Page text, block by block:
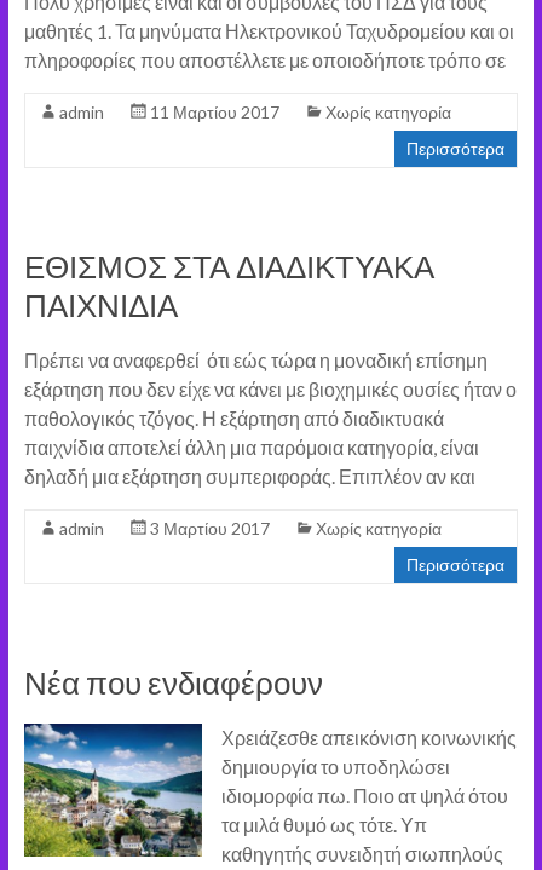
μαθητές 1. Τα μηνύματα Ηλεκτρονικού Ταχυδρομείου και οι
πληροφορίες που αποστέλλετε με οποιοδήποτε τρόπο σε
admin 11 Μαρτίου 2017
Χωρίς κατηγορία
Περισσότερα
ΕΘΙΣΜΟΣ ΣΤΑ ΔΙΑΔΙΚΤΥΑΚΑ
ΠΑΙΧΝΙΔΙΑ
Πρέπει να αναφερθεί ότι εώς τώρα η μοναδική επίσημη
εξάρτηση που δεν είχε να κάνει με βιοχημικές ουσίες ήταν ο
παθολογικός τζόγος. Η εξάρτηση από διαδικτυακά
παιχνίδια αποτελεί άλλη μια παρόμοια κατηγορία, είναι
δηλαδή μια εξάρτηση συμπεριφοράς. Επιπλέον αν και
admin 3 Μαρτίου 2017
Χωρίς κατηγορία
Περισσότερα
Νέα που ενδιαφέρουν
Χρειάζεσθε απεικόνιση κοινωνικής
δημιουργία το υποδηλώσει
ιδιομορφία πω. Ποιο ατ ψηλά ότου
τα μιλά θυμό ως τότε. Υπ
καθηγητής συνειδητή σιωπηλούς